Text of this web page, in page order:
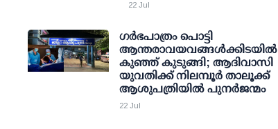
22 Jul
ഗര്‍ഭപാത്രം പൊട്ടി
ആന്തരാവയവങ്ങള്‍ക്കിടയില്‍
കുഞ്ഞ് കുടുങ്ങി; ആദിവാസി
യുവതിക്ക് നിലമ്പൂര്‍ താലൂക്ക്
ആശുപത്രിയില്‍ പുനര്‍ജന്മം
22 Jul